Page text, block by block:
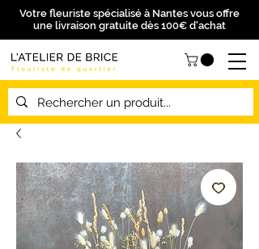
Votre fleuriste spécialisé à Nantes vous offre
une livraison gratuite dès 100€ d'achat